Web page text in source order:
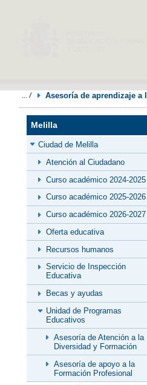
Asesoría de aprendizaje a
Melilla
Ciudad de Melilla
Atención al Ciudadano
Curso académico 2024-2025
Curso académico 2025-2026
Curso académico 2026-2027
Oferta educativa
Recursos humanos
Servicio de Inspección
Educativa
Becas y ayudas
Unidad de Programas
Educativos
Asesoría de Atención a la
Diversidad y Formación
Asesoría de apoyo a la
Formación Profesional